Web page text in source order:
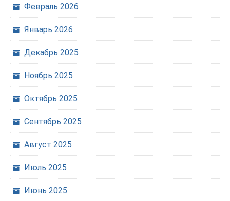
Февраль 2026
Январь 2026
Декабрь 2025
Ноябрь 2025
Октябрь 2025
Сентябрь 2025
Август 2025
Июль 2025
Июнь 2025